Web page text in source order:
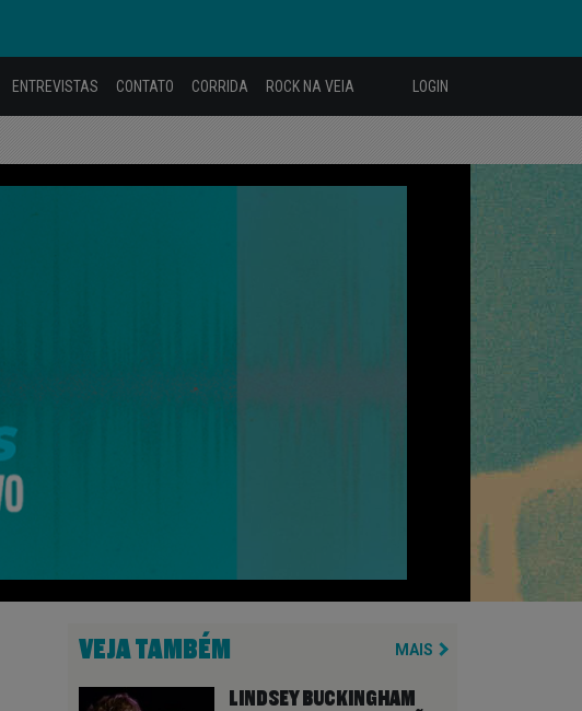
ENTREVISTAS CONTATO CORRIDA ROCK NA VEIA LOGIN
VEJA TAMBÉM MAIS
LINDSEY BUCKINGHAM